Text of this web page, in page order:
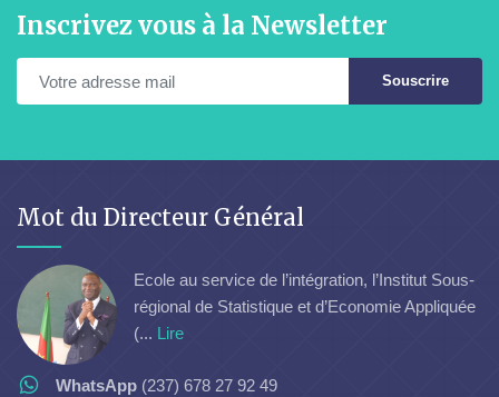
Inscrivez vous à la Newsletter
Souscrire
Mot du Directeur Général
Ecole au service de l’intégration, l’Institut Sous-
régional de Statistique et d’Economie Appliquée
(... Lire
WhatsApp (237) 678 27 92 49